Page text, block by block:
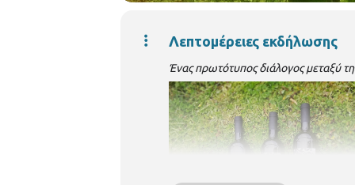
Λεπτομέρειες εκδήλωσης
Ένας πρωτότυπος διάλογος μεταξύ